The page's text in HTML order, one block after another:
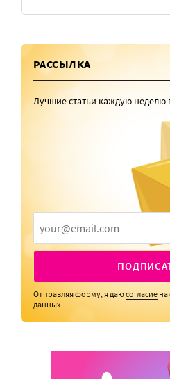
РАССЫЛКА
Лучшие статьи каждую
Отправляя форму, я даюсогласие на
данных